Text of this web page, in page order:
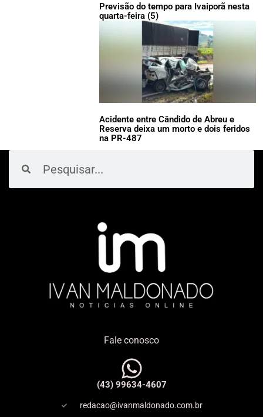
Previsão do tempo para Ivaiporã nesta
quarta-feira (5)
Acidente entre Cândido de Abreu e
Reserva deixa um morto e dois feridos
na PR-487
Fale conosco
(43) 99634-4607
redacao@ivanmaldonado.com.br